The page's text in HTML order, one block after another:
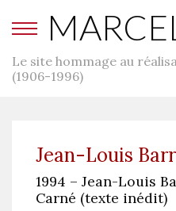
Le site hommage au
(1906-1996)
Jean-Louis
1994 – Jean-Louis
Carné (texte inédit)